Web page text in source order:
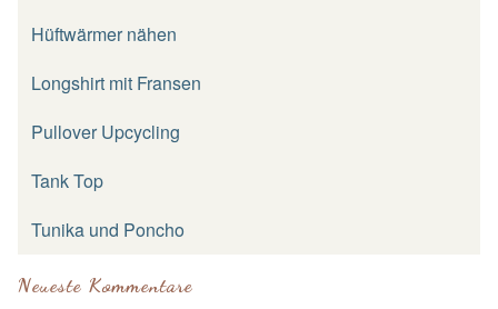
Hüftwärmer nähen
Longshirt mit Fransen
Pullover Upcycling
Tank Top
Tunika und Poncho
Neueste Kommentare